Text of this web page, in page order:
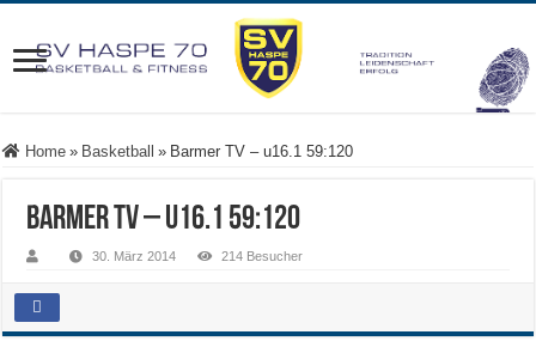
Home » Basketball » Barmer TV – u16.1 59:120
Barmer TV – u16.1 59:120
30. März 2014 214 Besucher